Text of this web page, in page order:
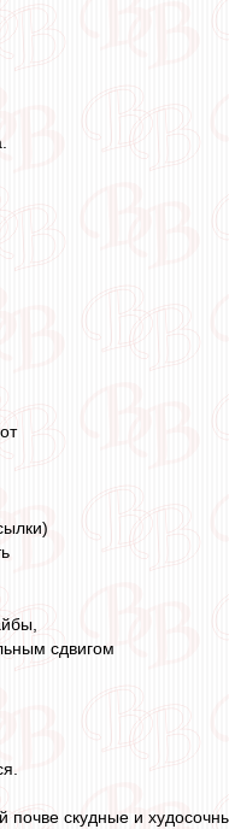
сдвигом
почве скудные и